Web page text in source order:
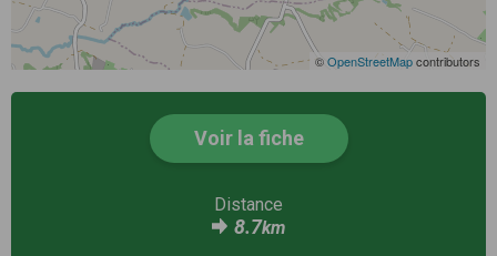
©OpenStreetMapcontributors
Voir la fiche
Distance
8.7km